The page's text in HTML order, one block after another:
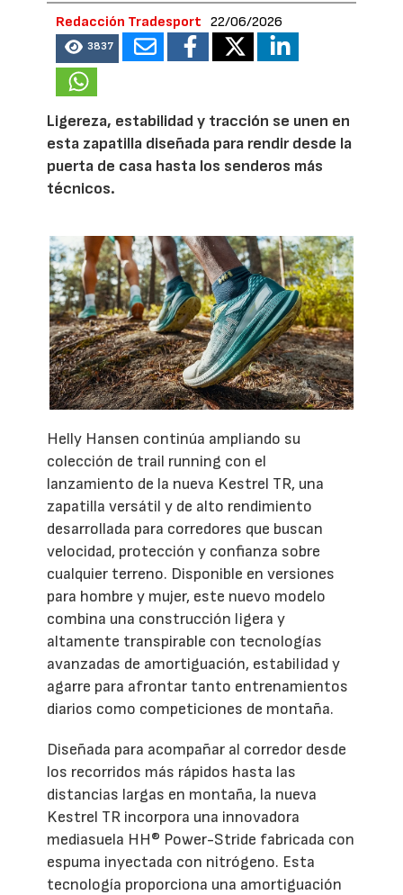
Redacción Tradesport 22/06/2026
3837
Ligereza, estabilidad y tracción se unen en
esta zapatilla diseñada para rendir desde la
puerta de casa hasta los senderos más
técnicos.
Helly Hansen continúa ampliando su
colección de trail running con el
lanzamiento de la nueva Kestrel TR, una
zapatilla versátil y de alto rendimiento
desarrollada para corredores que buscan
velocidad, protección y confianza sobre
cualquier terreno. Disponible en versiones
para hombre y mujer, este nuevo modelo
combina una construcción ligera y
altamente transpirable con tecnologías
avanzadas de amortiguación, estabilidad y
agarre para afrontar tanto entrenamientos
diarios como competiciones de montaña.
Diseñada para acompañar al corredor desde
los recorridos más rápidos hasta las
distancias largas en montaña, la nueva
Kestrel TR incorpora una innovadora
mediasuela HH® Power-Stride fabricada con
espuma inyectada con nitrógeno. Esta
tecnología proporciona una amortiguación